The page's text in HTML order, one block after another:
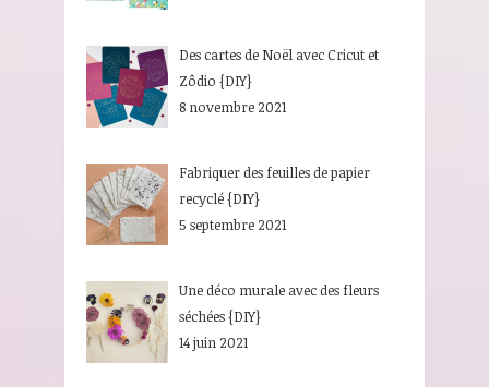
Des cartes de Noël avec Cricut et
Zôdio {DIY}
8 novembre 2021
Fabriquer des feuilles de papier
recyclé {DIY}
5 septembre 2021
Une déco murale avec des fleurs
séchées {DIY}
14 juin 2021